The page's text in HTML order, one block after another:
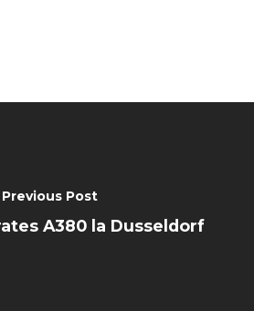
Previous Post
A380 la Dusseldorf